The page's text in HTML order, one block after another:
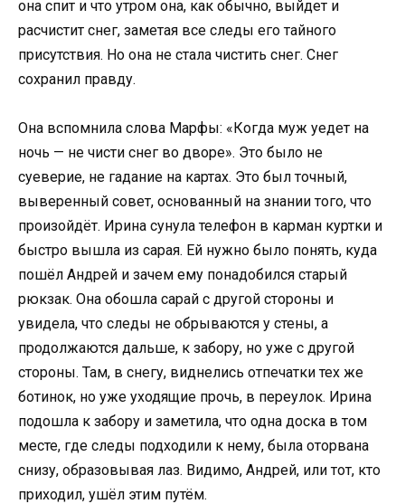
она спит и что утром она, как обычно, выйдет и
расчистит снег, заметая все следы его тайного
присутствия. Но она не стала чистить снег. Снег
сохранил правду.
Она вспомнила слова Марфы: «Когда муж уедет на
ночь — не чисти снег во дворе». Это было не
суеверие, не гадание на картах. Это был точный,
выверенный совет, основанный на знании того, что
произойдёт. Ирина сунула телефон в карман куртки и
быстро вышла из сарая. Ей нужно было понять, куда
пошёл Андрей и зачем ему понадобился старый
рюкзак. Она обошла сарай с другой стороны и
увидела, что следы не обрываются у стены, а
продолжаются дальше, к забору, но уже с другой
стороны. Там, в снегу, виднелись отпечатки тех же
ботинок, но уже уходящие прочь, в переулок. Ирина
подошла к забору и заметила, что одна доска в том
месте, где следы подходили к нему, была оторвана
снизу, образовывая лаз. Видимо, Андрей, или тот, кто
приходил, ушёл этим путём.